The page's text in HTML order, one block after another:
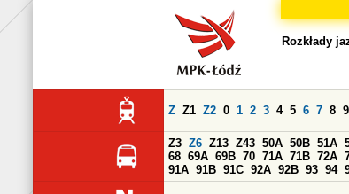
Rozkłady
Z Z1 Z2 0 1 2 3 4 5 6 7 8 9
Z3 Z6 Z13 Z43 50A 50B 51A
68 69A 69B 70 71A 71B 72A
91A 91B 91C 92A 92B 93 94